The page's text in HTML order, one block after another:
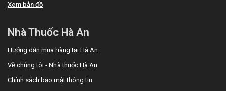
Xem bản đồ
Nhà Thuốc Hà An
Hướng dẫn mua hàng tại Hà An
Về chúng tôi - Nhà thuốc Hà An
Chính sách bảo mật thông tin